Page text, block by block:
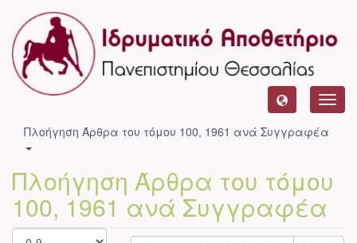
Πλοήγηση Άρθρα του τόμου 100, 1961 ανά Συγγραφέα
Πλοήγηση Άρθρα του τόμου
100, 1961 ανά Συγγραφέα